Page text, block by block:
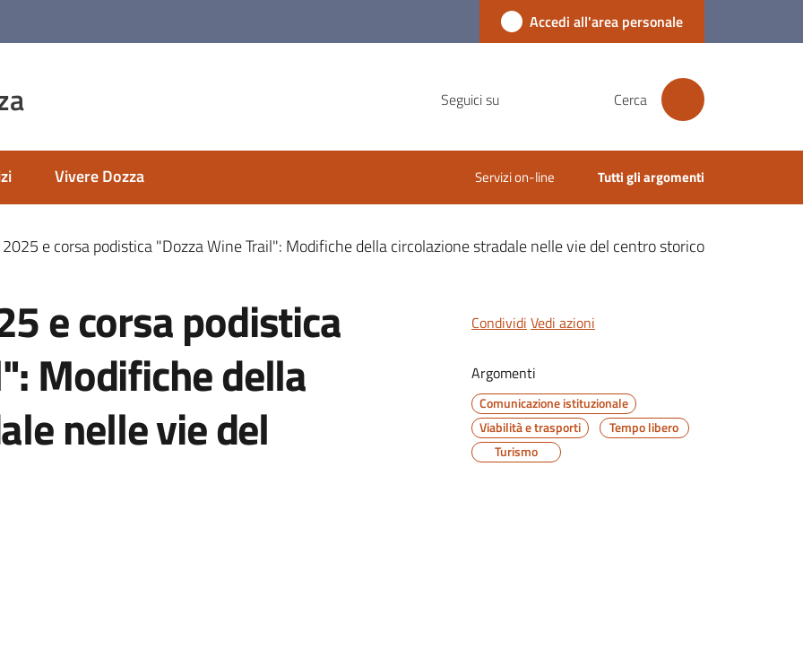
Accedi all'area personale
Seguici su Cerca
Vivere Dozza Servizi on-line Tutti gli argomenti
e corsa podistica "Dozza Wine Trail": Modifiche della circolazione stradale nelle vie del centro storico
e corsa podistica
Modifiche della
nelle vie del
Condividi Vedi azioni
Argomenti
Comunicazione istituzionale
Viabilità e trasporti
Tempo libero
Turismo